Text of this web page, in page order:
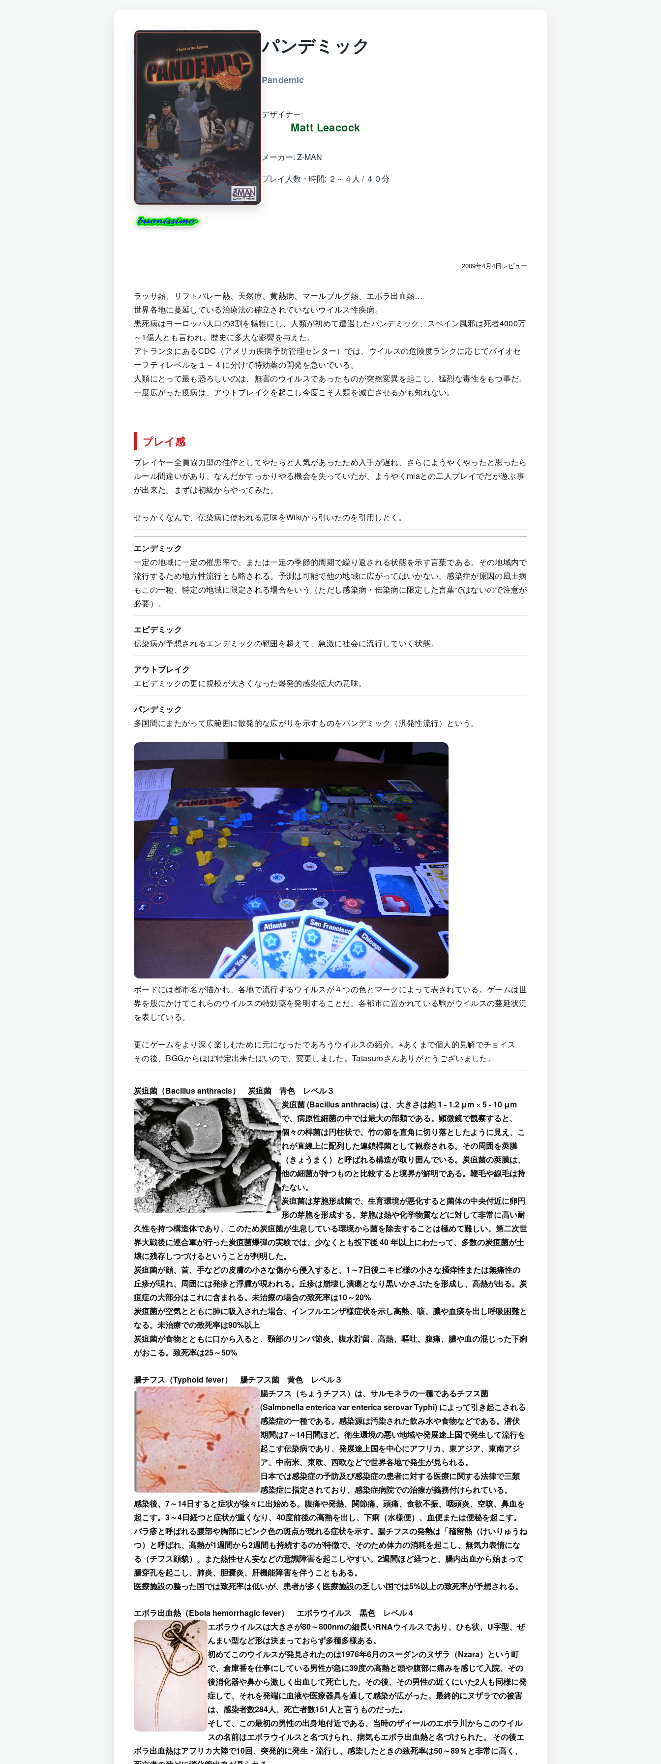
パンデミック
Pandemic
デザイナー:
Matt Leacock
メーカー: Z-MAN
プレイ人数・時間: ２～４人 / ４０分
2009年4月4日レビュー
ラッサ熱、リフトバレー熱、天然痘、黄熱病、マールブルグ熱、エボラ出血熱…
世界各地に蔓延している治療法の確立されていないウイルス性疾病。
黒死病はヨーロッパ人口の3割を犠牲にし、人類が初めて遭遇したパンデミック、スペイン風邪は死者4000万
～1億人とも言われ、歴史に多大な影響を与えた。
アトランタにあるCDC（アメリカ疾病予防管理センター）では、ウイルスの危険度ランクに応じてバイオセ
ーフティレベルを１～４に分けて特効薬の開発を急いでいる。
人類にとって最も恐ろしいのは、無害のウイルスであったものが突然変異を起こし、猛烈な毒性をもつ事だ。
一度広がった疫病は、アウトブレイクを起こし今度こそ人類を滅亡させるかも知れない。
プレイ感
プレイヤー全員協力型の佳作としてやたらと人気があったため入手が遅れ、さらにようやくやったと思ったら
ルール間違いがあり、なんだかすっかりやる機会を失っていたが、ようやくmiaとの二人プレイでだが遊ぶ事
が出来た。まずは初級からやってみた。
せっかくなんで、伝染病に使われる意味をWikiから引いたのを引用しとく。
エンデミック
一定の地域に一定の罹患率で、または一定の季節的周期で繰り返される状態を示す言葉である。その地域内で
流行するため地方性流行とも略される。予測は可能で他の地域に広がってはいかない。感染症が原因の風土病
もこの一種、特定の地域に限定される場合をいう（ただし感染病・伝染病に限定した言葉ではないので注意が
必要）。
エピデミック
伝染病が予想されるエンデミックの範囲を超えて、急激に社会に流行していく状態。
アウトブレイク
エピデミックの更に規模が大きくなった爆発的感染拡大の意味。
パンデミック
多国間にまたがって広範囲に散発的な広がりを示すものをパンデミック（汎発性流行）という。
ボードには都市名が描かれ、各地で流行するウイルスが４つの色とマークによって表されている。ゲームは世
界を股にかけてこれらのウイルスの特効薬を発明することだ。各都市に置かれている駒がウイルスの蔓延状況
を表している。
更にゲームをより深く楽しむために元になったであろうウイルスの紹介。※あくまで個人的見解でチョイス
その後、BGGからほぼ特定出来たぽいので、変更しました。Tatasuroさんありがとうございました。
炭疽菌（Bacillus anthracis） 炭疽菌 青色 レベル３
炭疽菌 (Bacillus anthracis) は、大きさは約 1 - 1.2 μm × 5 - 10 μm
で、病原性細菌の中では最大の部類である。顕微鏡で観察すると、
個々の桿菌は円柱状で、竹の節を直角に切り落としたように見え、こ
れが直線上に配列した連鎖桿菌として観察される。その周囲を莢膜
（きょうまく）と呼ばれる構造が取り囲んでいる。炭疽菌の莢膜は、
他の細菌が持つものと比較すると境界が鮮明である。鞭毛や線毛は持
たない。
炭疽菌は芽胞形成菌で、生育環境が悪化すると菌体の中央付近に卵円
形の芽胞を形成する。芽胞は熱や化学物質などに対して非常に高い耐
久性を持つ構造体であり、このため炭疽菌が生息している環境から菌を除去することは極めて難しい。第二次世
界大戦後に連合軍が行った炭疽菌爆弾の実験では、少なくとも投下後 40 年以上にわたって、多数の炭疽菌が土
壌に残存しつづけるということが判明した。
炭疽菌が顔、首、手などの皮膚の小さな傷から侵入すると、1～7日後ニキビ様の小さな掻痒性または無痛性の
丘疹が現れ、周囲には発疹と浮腫が現われる。丘疹は崩壊し潰瘍となり黒いかさぶたを形成し、高熱が出る。炭
疽症の大部分はこれに含まれる。未治療の場合の致死率は10～20%
炭疽菌が空気とともに肺に吸入された場合、インフルエンザ様症状を示し高熱、咳、膿や血痰を出し呼吸困難と
なる。未治療での致死率は90%以上
炭疽菌が食物とともに口から入ると、頸部のリンパ節炎、腹水貯留、高熱、嘔吐、腹痛、膿や血の混じった下痢
がおこる。致死率は25～50%
腸チフス（Typhoid fever） 腸チフス菌 黄色 レベル３
腸チフス（ちょうチフス）は、サルモネラの一種であるチフス菌
(Salmonella enterica var enterica serovar Typhi) によって引き起こされる
感染症の一種である。感染源は汚染された飲み水や食物などである。潜伏
期間は7～14日間ほど。衛生環境の悪い地域や発展途上国で発生して流行を
起こす伝染病であり、発展途上国を中心にアフリカ、東アジア、東南アジ
ア、中南米、東欧、西欧などで世界各地で発生が見られる。
日本では感染症の予防及び感染症の患者に対する医療に関する法律で三類
感染症に指定されており、感染症病院での治療が義務付けられている。
感染後、7～14日すると症状が徐々に出始める。腹痛や発熱、関節痛、頭痛、食欲不振、咽頭炎、空咳、鼻血を
起こす。3～4日経つと症状が重くなり、40度前後の高熱を出し、下痢（水様便）、血便または便秘を起こす。
バラ疹と呼ばれる腹部や胸部にピンク色の斑点が現れる症状を示す。腸チフスの発熱は「稽留熱（けいりゅうね
つ）と呼ばれ、高熱が1週間から2週間も持続するのが特徴で、そのため体力の消耗を起こし、無気力表情にな
る（チフス顔貌）。また熱性せん妄などの意識障害を起こしやすい。2週間ほど経つと、腸内出血から始まって
腸穿孔を起こし、肺炎、胆嚢炎、肝機能障害を伴うこともある。
医療施設の整った国では致死率は低いが、患者が多く医療施設の乏しい国では5%以上の致死率が予想される。
エボラ出血熱（Ebola hemorrhagic fever） エボラウイルス 黒色 レベル４
エボラウイルスは大きさが80～800nmの細長いRNAウイルスであり、ひも状、U字型、ぜ
んまい型など形は決まっておらず多種多様ある。
初めてこのウイルスが発見されたのは1976年6月のスーダンのヌザラ（Nzara）という町
で、倉庫番を仕事にしている男性が急に39度の高熱と頭や腹部に痛みを感じて入院、その
後消化器や鼻から激しく出血して死亡した。その後、その男性の近くにいた2人も同様に発
症して、それを発端に血液や医療器具を通して感染が広がった。最終的にヌザラでの被害
は、感染者数284人、死亡者数151人と言うものだった。
そして、この最初の男性の出身地付近である、当時のザイールのエボラ川からこのウイル
スの名前はエボラウイルスと名づけられ、病気もエボラ出血熱と名づけられた。 その後エ
ボラ出血熱はアフリカ大陸で10回、突発的に発生・流行し、感染したときの致死率は50～89％と非常に高く、